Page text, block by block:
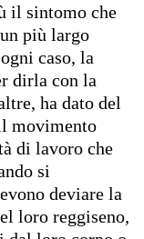
il sintomo che
più largo
caso, la
dirla con la
ha dato del
movimento
di lavoro che
si
deviare la
loro reggiseno,